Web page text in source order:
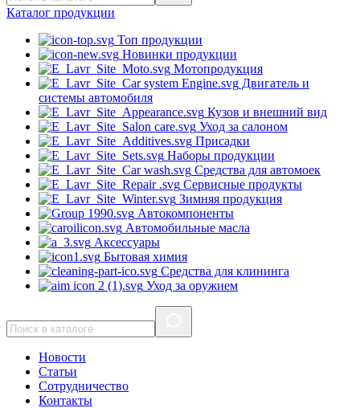
Каталог продукции
Топ продукции
Новинки продукции
Мотопродукция
Двигатель и
системы автомобиля
Кузов и внешний вид
Уход за салоном
Присадки
Наборы продукции
Средства для автомоек
Сервисные продукты
Зимняя продукция
Автокомпоненты
Автомобильные масла
Аксессуары
Бытовая химия
Средства для клининга
Уход за оружием
Новости
Статьи
Сотрудничество
Контакты